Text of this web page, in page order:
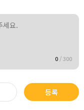
0/300
등록